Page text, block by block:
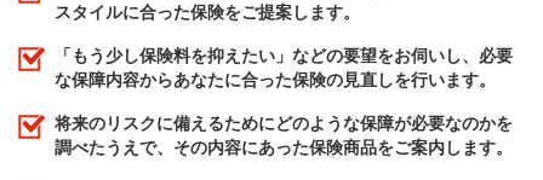
スタイルに合った保険をご提案します。
「もう少し保険料を抑えたい」などの要望をお伺いし、必要
な保障内容からあなたに合った保険の見直しを行います。
将来のリスクに備えるためにどのような保障が必要なのかを
調べたうえで、その内容にあった保険商品をご案内します。